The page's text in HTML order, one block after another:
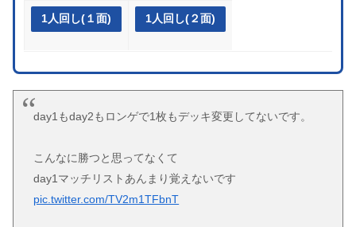
1人回し(１面) 1人回し(２面)
day1もday2もロンゲで1枚もデッキ変更してないです。
こんなに勝つと思ってなくて
day1マッチリストあんまり覚えないです
pic.twitter.com/TV2m1TFbnT